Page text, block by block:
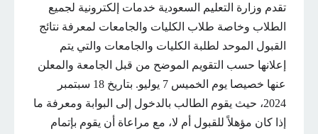
تقدم وزارة التعليم السعودية خدمات إلكترونية لجميع
الطلاب وخاصة طلاب الكليات والجامعات لمعرفة نتائج
القبول الموحد لطلبة الكليات والجامعات والتي يتم
إعلانها حسب التقويم الموضح من قبل الجامعة والمعلن
عنها خصيصا يوم الخميس 7 يوليو. بتاريخ 18 سبتمبر
2024، حيث يقوم الطالب بالدخول إلى البوابة ومعرفة ما
إذا كان مؤهلاً للقبول أم لا، مع مراعاة أن يقوم بإتمام